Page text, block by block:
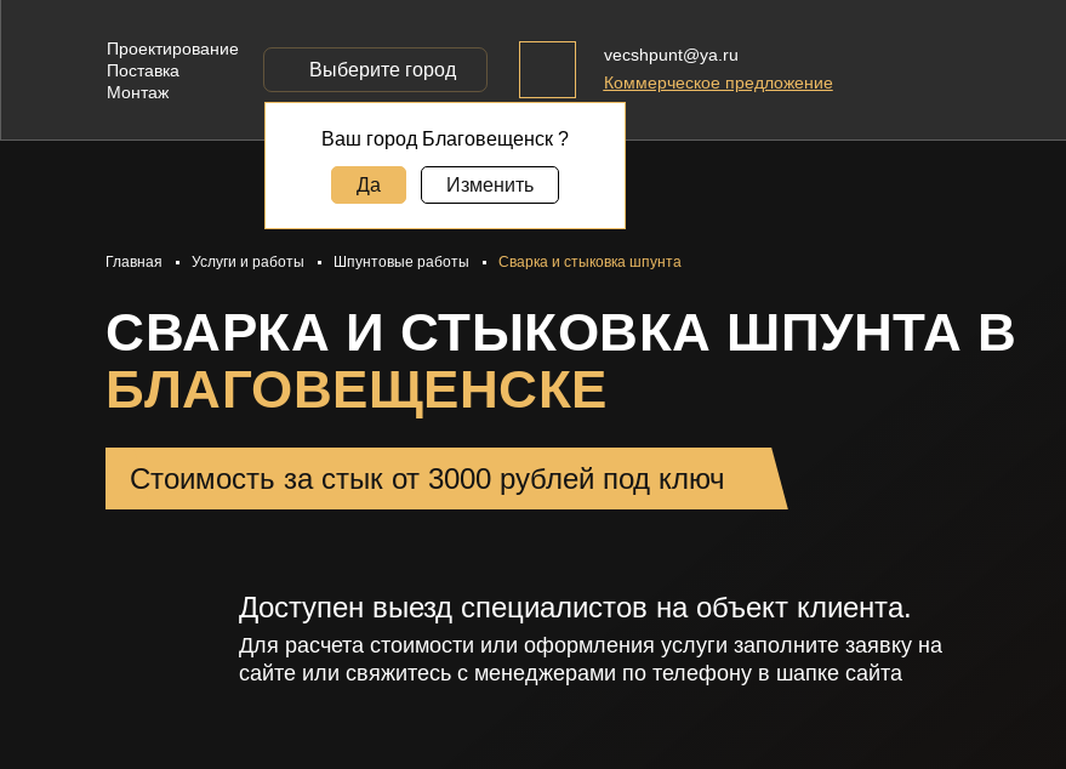
vecshpunt@ya.ru
Коммерческое предложение
Проектирование
Поставка
Монтаж
Выберите город
Ваш город Благовещенск ?
Да Изменить
Главная Услуги и работы Шпунтовые работы Сварка и стыковка шпунта
СВАРКА И СТЫКОВКА ШПУНТА В
БЛАГОВЕЩЕНСКЕ
Стоимость за стык от 3000 рублей под ключ
Доступен выезд специалистов на объект клиента.
Для расчета стоимости или оформления услуги заполните заявку на
сайте или свяжитесь с менеджерами по телефону в шапке сайта